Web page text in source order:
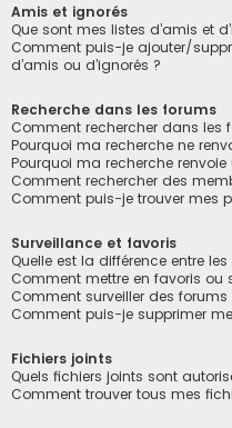
Amis et ignorés
Que sont mes listes d’amis et
Comment puis-je ajouter/
d’amis ou d’ignorés ?
Recherche dans les forums
Comment rechercher dans les
Pourquoi ma recherche ne
Pourquoi ma recherche
Comment rechercher des
Comment puis-je trouver mes
Surveillance et favoris
Quelle est la différence entre
Comment mettre en favoris ou
Comment surveiller des forums
Comment puis-je supprimer
Fichiers joints
Quels fichiers joints sont
Comment trouver tous mes